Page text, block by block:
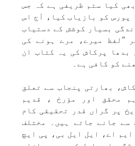
کیا ستم ظریفی ہے کہ جس
پورس کو بازیاب کیا، آج اس
بسیار کوشش کے دستیاب
’’لفظ میرے، مرے ہونے کی
بدھا پرکاش کی یہ کتاب ان
کو کافی ہے۔
بھارتی پنجاب سے تعلق
محقق اور مؤرخ ، قدیم
پر گراں قدر تحقیقی کام
سے جانے جاتے ہیں۔ مختلف
ایم اے، ایل ایل بی، پی ایچ